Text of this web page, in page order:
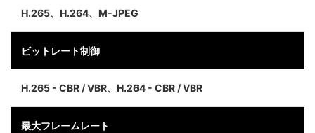
H.265、H.264、M-JPEG
ビットレート制御
H.265 - CBR / VBR、H.264 - CBR / VBR
最大フレームレート